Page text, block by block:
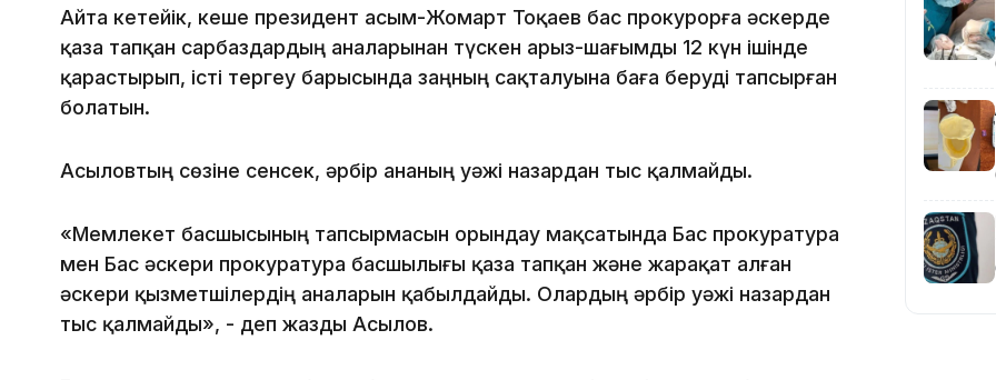
Айта кетейік, кеше президент Қасым-Жомарт Тоқаев бас прокурорға әскерде
қаза тапқан сарбаздардың аналарынан түскен арыз-шағымды 12 күн ішінде
қарастырып, істі тергеу барысында заңның сақталуына баға беруді тапсырған
болатын.
Асыловтың сөзіне сенсек, әрбір ананың уәжі назардан тыс қалмайды.
«Мемлекет басшысының тапсырмасын орындау мақсатында Бас прокуратура
мен Бас әскери прокуратура басшылығы қаза тапқан және жарақат алған
әскери қызметшілердің аналарын қабылдайды. Олардың әрбір уәжі назардан
тыс қалмайды», - деп жазды Асылов.
19:10